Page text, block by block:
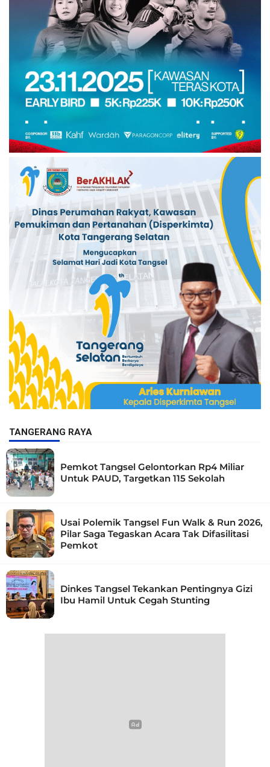
TANGERANG RAYA
Pemkot Tangsel Gelontorkan Rp4 Miliar
Untuk PAUD, Targetkan 115 Sekolah
Usai Polemik Tangsel Fun Walk & Run 2026,
Pilar Saga Tegaskan Acara Tak Difasilitasi
Pemkot
Dinkes Tangsel Tekankan Pentingnya Gizi
Ibu Hamil Untuk Cegah Stunting